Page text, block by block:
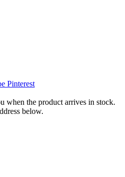
Pinterest
when the product arrives in stock.
below.